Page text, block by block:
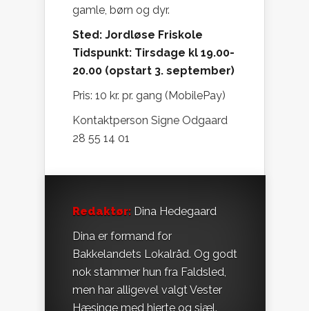
gamle, børn og dyr.
Sted: Jordløse Friskole
Tidspunkt: Tirsdage kl 19.00-
20.00 (opstart 3. september)
Pris: 10 kr. pr. gang (MobilePay)
Kontaktperson Signe Odgaard
28 55 14 01
Redaktør: Dina Hedegaard
Dina er formand for
Bakkelandets Lokalråd. Og godt
nok stammer hun fra Faldsled,
men har alligevel valgt Vester
Hæsinge med hjerte og sjæl.